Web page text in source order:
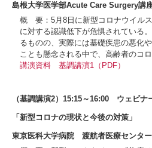
島根大学医学部Acute Care Surgery
概 要：5月8日に新型コロナウイル
に対する認識低下が危惧されている
るものの、実際には基礎疾患の悪化
ことも懸念される中で、高齢者のコ
講演資料 基調講演1（PDF）
（基調講演2）15:15～16:00 ウェビナ
「新型コロナの現状と今後の対策」
東京医科大学病院 渡航者医療セン